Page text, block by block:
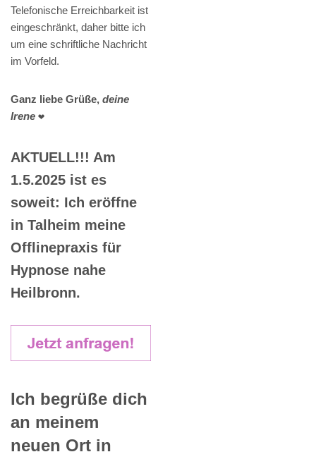
Telefonische Erreichbarkeit ist
eingeschränkt, daher bitte ich
um eine schriftliche Nachricht
im Vorfeld.
Ganz liebe Grüße, deine
Irene ❤️
AKTUELL!!! Am
1.5.2025 ist es
soweit: Ich eröffne
in Talheim meine
Offlinepraxis für
Hypnose nahe
Heilbronn.
Ich begrüße dich
an meinem
neuen Ort in